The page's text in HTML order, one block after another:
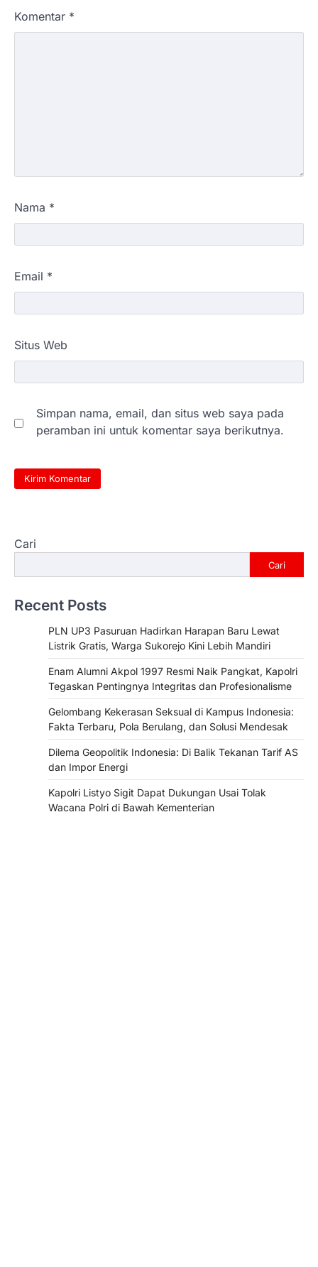
Komentar *
Nama *
Email *
Situs Web
Simpan nama, email, dan situs web saya pada
peramban ini untuk komentar saya berikutnya.
Cari
Cari
Recent Posts
PLN UP3 Pasuruan Hadirkan Harapan Baru Lewat
Listrik Gratis, Warga Sukorejo Kini Lebih Mandiri
Enam Alumni Akpol 1997 Resmi Naik Pangkat, Kapolri
Tegaskan Pentingnya Integritas dan Profesionalisme
Gelombang Kekerasan Seksual di Kampus Indonesia:
Fakta Terbaru, Pola Berulang, dan Solusi Mendesak
Dilema Geopolitik Indonesia: Di Balik Tekanan Tarif AS
dan Impor Energi
Kapolri Listyo Sigit Dapat Dukungan Usai Tolak
Wacana Polri di Bawah Kementerian